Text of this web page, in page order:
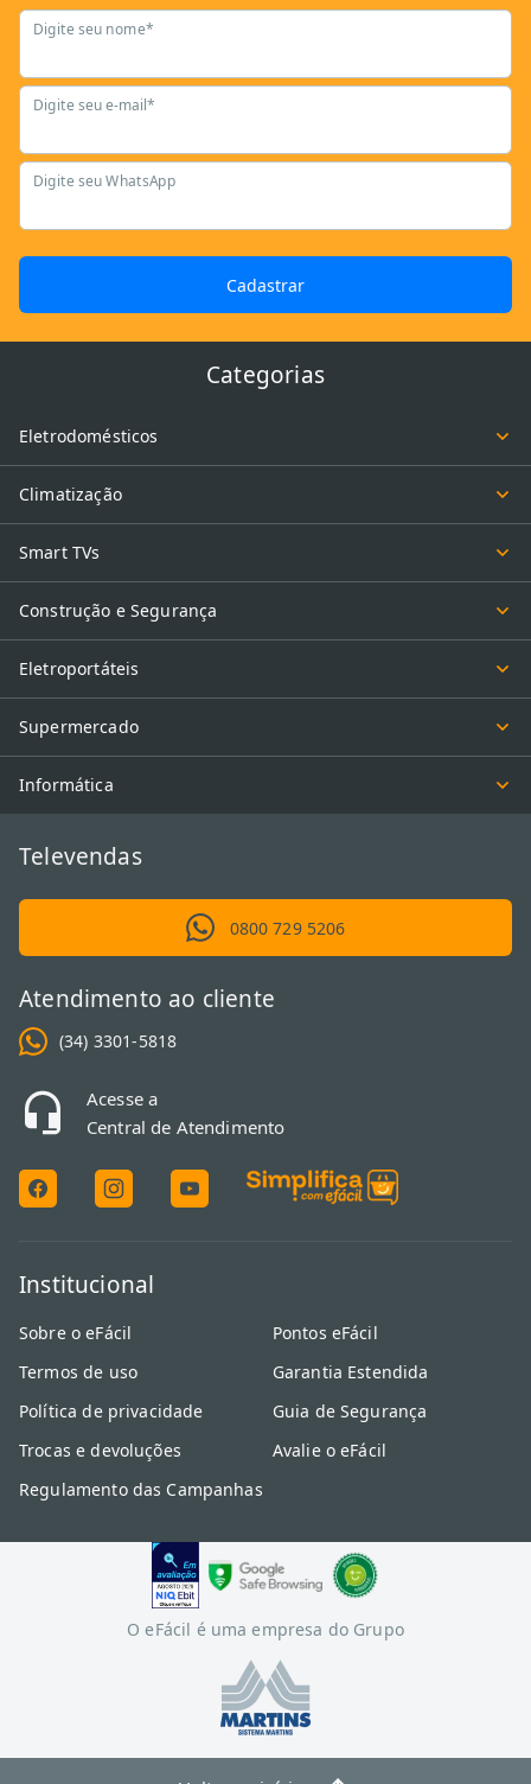
Digite seu nome*
Digite seu e-mail*
Digite seu WhatsApp
Cadastrar
Categorias
Eletrodomésticos
Climatização
Smart TVs
Construção e Segurança
Eletroportáteis
Supermercado
Informática
Televendas
0800 729 5206
Atendimento ao cliente
(34) 3301-5818
Acesse a
Central de Atendimento
Institucional
Sobre o eFácil
Termos de uso
Política de privacidade
Trocas e devoluções
Regulamento das Campanhas
Pontos eFácil
Garantia Estendida
Guia de Segurança
Avalie o eFácil
O eFácil é uma empresa do Grupo